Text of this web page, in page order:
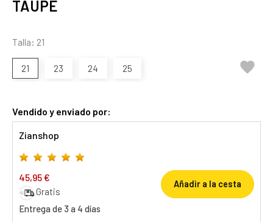
TAUPE
Talla: 21
21 23 24 25 
Vendido y enviado por:
Zianshop
45,95 €
Gratis
Entrega de 3 a 4 días
Añadir a la cesta